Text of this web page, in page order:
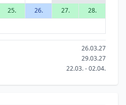
25. 26. 27.
28.
26.03.27
29.03.27
22.03. - 02.04.